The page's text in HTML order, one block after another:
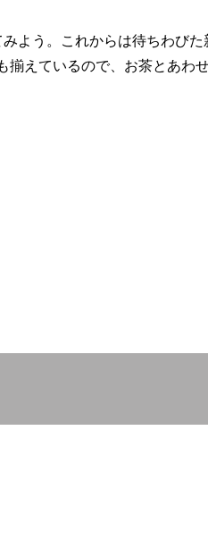
よう。これからは待ちわびた
えているので、お茶とあわ